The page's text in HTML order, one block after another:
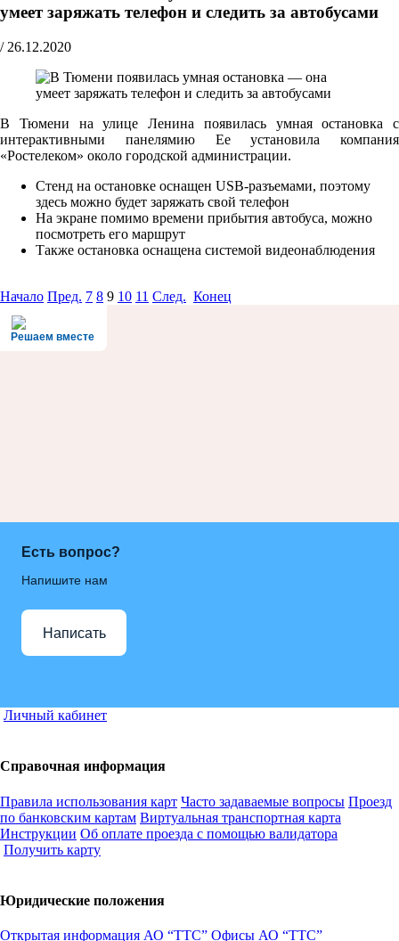
умеет заряжать телефон и следить за автобусами
/ 26.12.2020
В Тюмени на улице Ленина появилась умная остановка с
интерактивными панелямию Ее установила компания
«Ростелеком» около городской администрации.
Стенд на остановке оснащен USB-разъемами, поэтому
здесь можно будет заряжать свой телефон
На экране помимо времени прибытия автобуса, можно
посмотреть его маршрут
Также остановка оснащена системой видеонаблюдения
Начало Пред. 7 8 9 10 11 След. Конец
Решаем вместе
Есть вопрос?
Напишите нам
Написать
Личный кабинет
Справочная информация
Правила использования карт Часто задаваемые вопросы Проезд
по банковским картам Виртуальная транспортная карта
Инструкции Об оплате проезда с помощью валидатора
Получить карту
Юридические положения
Открытая информация АО “ТТС” Офисы АО “ТТС”